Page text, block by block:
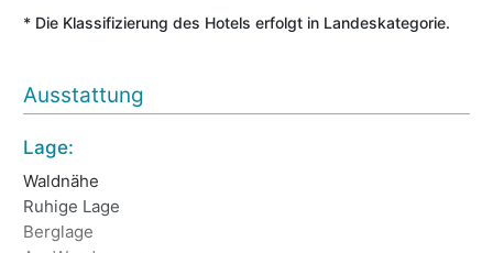
Bergwelt. In deinem Komfortzimmer mit natürlichen
finden in großzügigen Familienzimmern, Wohnstudios
auf deinen Winter bei uns – dein persönliches
Lieblingsplatzerl im Schnee.
Kulinarik, die wärmt
* Die Klassifizierung des Hotels erfolgt in Landeskategorie.
Ausstattung
Lage:
Waldnähe
Ruhige Lage
Berglage